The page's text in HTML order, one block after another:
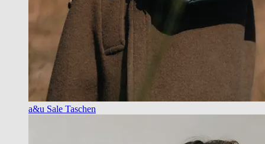
a&u Sale Taschen